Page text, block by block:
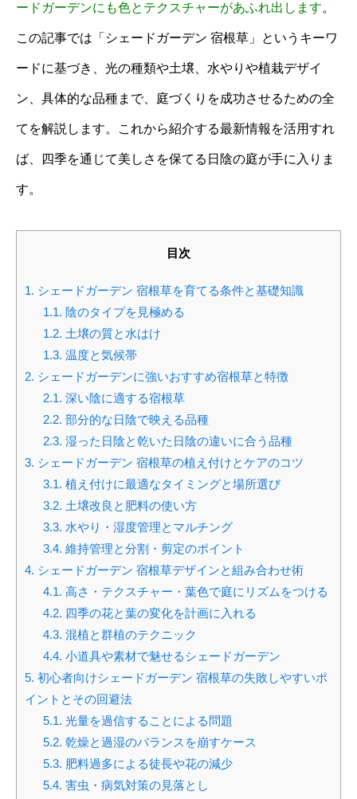
ードガーデンにも色とテクスチャーがあふれ出します。
この記事では「シェードガーデン 宿根草」というキーワ
ードに基づき、光の種類や土壌、水やりや植栽デザイ
ン、具体的な品種まで、庭づくりを成功させるための全
てを解説します。これから紹介する最新情報を活用すれ
ば、四季を通じて美しさを保てる日陰の庭が手に入りま
す。
目次
1. シェードガーデン 宿根草を育てる条件と基礎知識
1.1. 陰のタイプを見極める
1.2. 土壌の質と水はけ
1.3. 温度と気候帯
2. シェードガーデンに強いおすすめ宿根草と特徴
2.1. 深い陰に適する宿根草
2.2. 部分的な日陰で映える品種
2.3. 湿った日陰と乾いた日陰の違いに合う品種
3. シェードガーデン 宿根草の植え付けとケアのコツ
3.1. 植え付けに最適なタイミングと場所選び
3.2. 土壌改良と肥料の使い方
3.3. 水やり・湿度管理とマルチング
3.4. 維持管理と分割・剪定のポイント
4. シェードガーデン 宿根草デザインと組み合わせ術
4.1. 高さ・テクスチャー・葉色で庭にリズムをつける
4.2. 四季の花と葉の変化を計画に入れる
4.3. 混植と群植のテクニック
4.4. 小道具や素材で魅せるシェードガーデン
5. 初心者向けシェードガーデン 宿根草の失敗しやすいポ
イントとその回避法
5.1. 光量を過信することによる問題
5.2. 乾燥と過湿のバランスを崩すケース
5.3. 肥料過多による徒長や花の減少
5.4. 害虫・病気対策の見落とし